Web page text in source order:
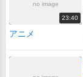
no image
23:40
アニメ